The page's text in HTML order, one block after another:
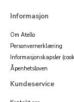
Informasjon
Om Atello
Personvernerklæring
Informasjonskapsler
Åpenhetsloven
Kundeservice